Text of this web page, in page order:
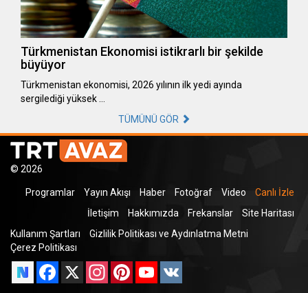
Türkmenistan Ekonomisi istikrarlı bir şekilde
büyüyor
Türkmenistan ekonomisi, 2026 yılının ilk yedi ayında
sergilediği yüksek …
TÜMÜNÜ GÖR
© 2026
Programlar Yayın Akışı Haber Fotoğraf Video
Canlı İzle
İletişim
Hakkımızda Frekanslar
Site Haritası
Kullanım Şartları
Gizlilik Politikası ve Aydınlatma Metni
Çerez Politikası
Facebook
X InstagramPinterestYouTube